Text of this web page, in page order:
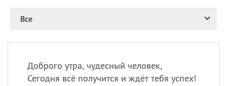
Все
Доброго утра, чудесный человек,
Сегодня всё получится и ждёт тебя успех!
день
рисового пудинга
09.08 День Дымняшки